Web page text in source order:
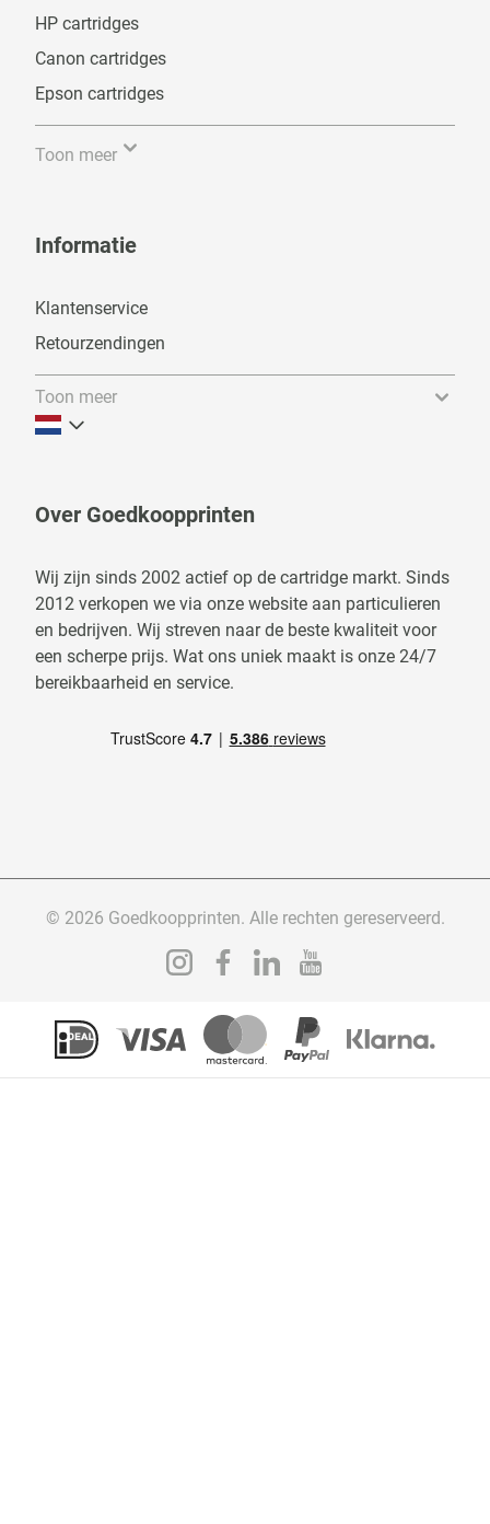
HP cartridges
Canon cartridges
Epson cartridges
Toon meer
Informatie
Klantenservice
Retourzendingen
Toon meer
Over Goedkoopprinten
Wij zijn sinds 2002 actief op de cartridge markt. Sinds
2012 verkopen we via onze website aan particulieren
en bedrijven. Wij streven naar de beste kwaliteit voor
een scherpe prijs. Wat ons uniek maakt is onze 24/7
bereikbaarheid en service.
© 2026 Goedkoopprinten. Alle rechten gereserveerd.